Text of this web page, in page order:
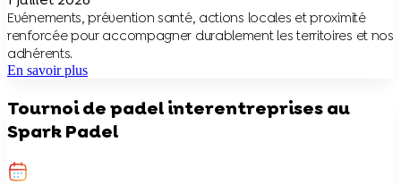
Evénements, prévention santé, actions locales et proximité
renforcée pour accompagner durablement les territoires et nos
adhérents.
En savoir plus
Tournoi de padel interentreprises au
Spark Padel